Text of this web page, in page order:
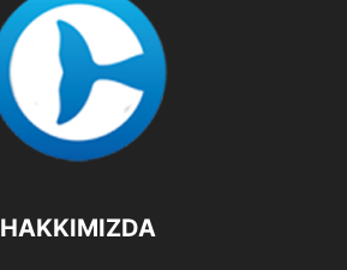
HAKKIMIZDA